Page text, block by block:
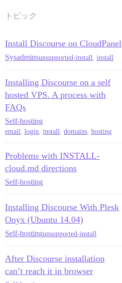
トピック
Install Discourse on CloudPanel
Sysadminsunsupported-install install
Installing Discourse on a self
hosted VPS. A process with
FAQs
Self-hosting
email, login, install, domains, hosting
Problems with INSTALL-
cloud.md directions
Self-hosting
Installing Discourse With Plesk
Onyx (Ubuntu 14.04)
Self-hostingunsupported-install
After Discourse installation
can’t reach it in browser